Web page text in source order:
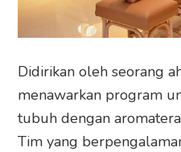
Didirikan oleh seorang
menawarkan program
tubuh dengan
Tim yang